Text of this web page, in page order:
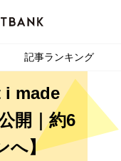
記事ランキング
i made
開｜約6
へ】